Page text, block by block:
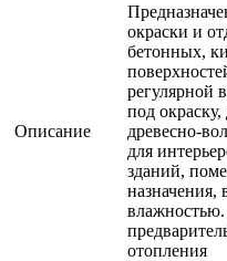
Описание
окраски и
бетонных,
регулярной
под
древесно-
для
зданий,
влажностью.
отопления